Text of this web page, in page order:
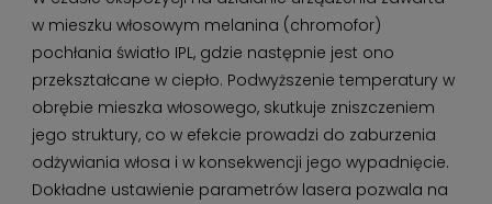
w mieszku włosowym melanina (chromofor)
pochłania światło IPL, gdzie następnie jest ono
przekształcane w ciepło. Podwyższenie temperatury w
obrębie mieszka włosowego, skutkuje zniszczeniem
jego struktury, co w efekcie prowadzi do zaburzenia
odżywiania włosa i w konsekwencji jego wypadnięcie.
Dokładne ustawienie parametrów lasera pozwala na